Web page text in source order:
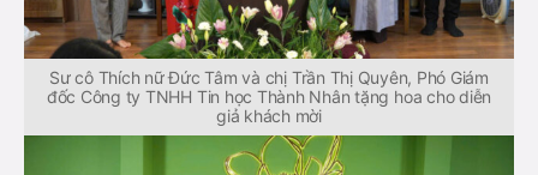
Sư cô Thích nữ Đức Tâm và chị Trần Thị Quyên, Phó Giám
đốc Công ty TNHH Tin học Thành Nhân tặng hoa cho diễn
giả khách mời